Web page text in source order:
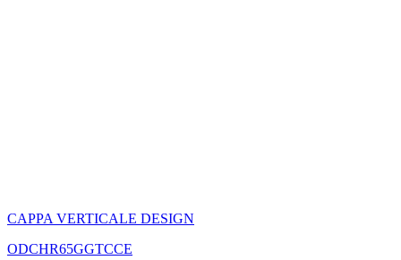
CAPPA VERTICALE DESIGN
ODCHR65GGTCCE